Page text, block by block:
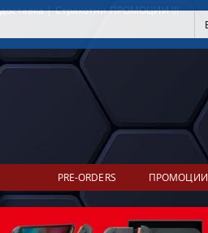
доставка | Страхотни ПРОМОЦИИ !!!
PRE-ORDERS ПРОМОЦИИ